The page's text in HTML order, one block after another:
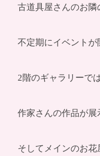
古道具屋さんのお隣
不定期にイベントが
2階のギャラリーで
作家さんの作品が展
そしてメインのお花